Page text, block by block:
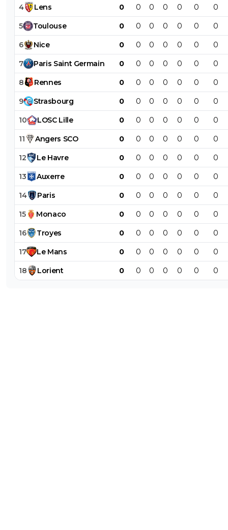
4 Lens 0 0 0 0 0 0 0
5 Toulouse 0 0 0 0 0 0 0
6 Nice 0 0 0 0 0 0 0
7 Paris Saint Germain 0 0 0 0 0 0 0
8 Rennes 0 0 0 0 0 0 0
9 Strasbourg 0 0 0 0 0 0 0
10 LOSC Lille 0 0 0 0 0 0 0
11 Angers SCO 0 0 0 0 0 0 0
12 Le Havre 0 0 0 0 0 0 0
13 Auxerre 0 0 0 0 0 0 0
14 Paris 0 0 0 0 0 0 0
15 Monaco 0 0 0 0 0 0 0
16 Troyes 0 0 0 0 0 0 0
17 Le Mans 0 0 0 0 0 0 0
18 Lorient 0 0 0 0 0 0 0